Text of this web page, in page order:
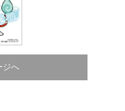
ジへ